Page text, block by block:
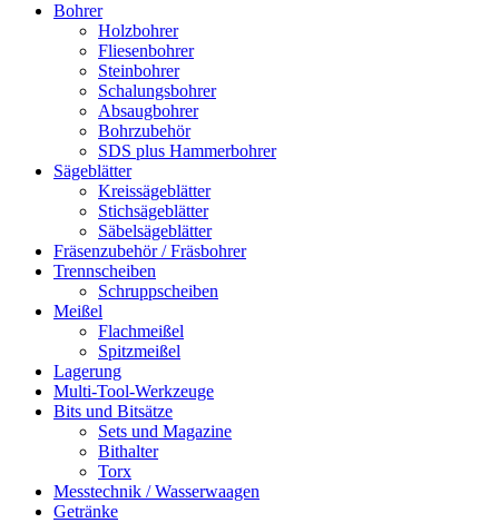
Bohrer
Holzbohrer
Fliesenbohrer
Steinbohrer
Schalungsbohrer
Absaugbohrer
Bohrzubehör
SDS plus Hammerbohrer
Sägeblätter
Kreissägeblätter
Stichsägeblätter
Säbelsägeblätter
Fräsenzubehör / Fräsbohrer
Trennscheiben
Schruppscheiben
Meißel
Flachmeißel
Spitzmeißel
Lagerung
Multi-Tool-Werkzeuge
Bits und Bitsätze
Sets und Magazine
Bithalter
Torx
Messtechnik / Wasserwaagen
Getränke